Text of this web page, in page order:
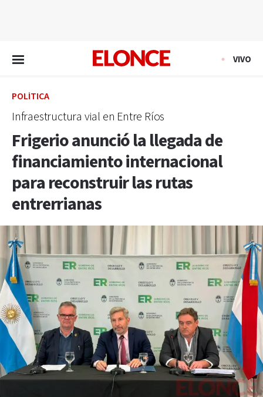
VIVO
POLÍTICA
Infraestructura vial en Entre Ríos
Frigerio anunció la llegada de
financiamiento internacional
para reconstruir las rutas
entrerrianas